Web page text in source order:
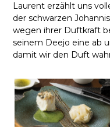
Laurent erzählt uns
der schwarzen
wegen ihrer Duftkraft
seinem Deejo eine ab
damit wir den Duft